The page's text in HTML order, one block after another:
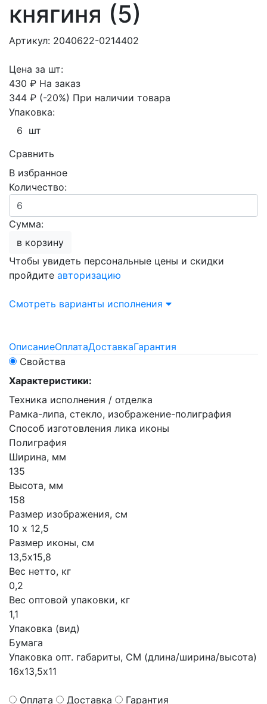
княгиня (5)
Артикул: 2040622-0214402
Цена за шт:
430 ₽ На заказ
344 ₽ (-20%) При наличии товара
Упаковка:
6 шт
Сравнить
В избранное
Количество:
Сумма:
в корзину
Чтобы увидеть персональные цены и скидки
пройдите авторизацию
Смотреть варианты исполнения
ОписаниеОплатаДоставкаГарантия
Свойства
Характеристики:
Техника исполнения / отделка
Рамка-липа, стекло, изображение-полиграфия
Способ изготовления лика иконы
Полиграфия
Ширина, мм
135
Высота, мм
158
Размер изображения, см
10 х 12,5
Размер иконы, см
13,5х15,8
Вес нетто, кг
0,2
Вес оптовой упаковки, кг
1,1
Упаковка (вид)
Бумага
Упаковка опт. габариты, СМ (длина/ширина/высота)
16х13,5х11
Оплата Доставка Гарантия